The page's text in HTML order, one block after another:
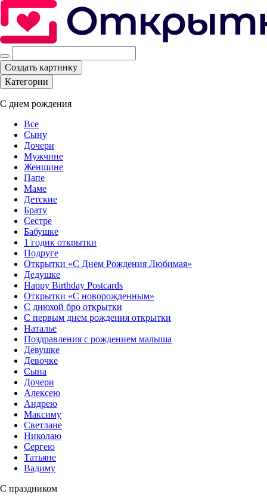
Создать картинку
Категории
С днем рождения
Все
Сыну
Дочери
Мужчине
Женщине
Папе
Маме
Детские
Брату
Сестре
Бабушке
1 годик открытки
Подруге
Открытки «С Днем Рождения Любимая»‎
Дедушке
Happy Birthday Postcards
Открытки «‎С новорожденным»
С днюхой бро открытки
С первым днем рождения открытки
Наталье
Поздравления с рождением малыша
Девушке
Девочке
Сына
Дочери
Алексею
Андрею
Максиму
Светлане
Николаю
Сергею
Татьяне
Вадиму
С праздником